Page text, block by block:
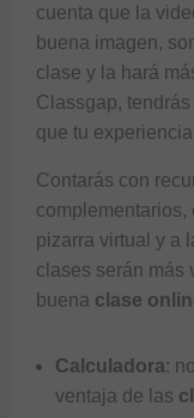
cuenta que la
buena imagen,
clase y la hará
Classgap,
que tu
Contarás con
pizarra virtual y a
clases serán más
buena clase
Calculadora:
ventaja de las